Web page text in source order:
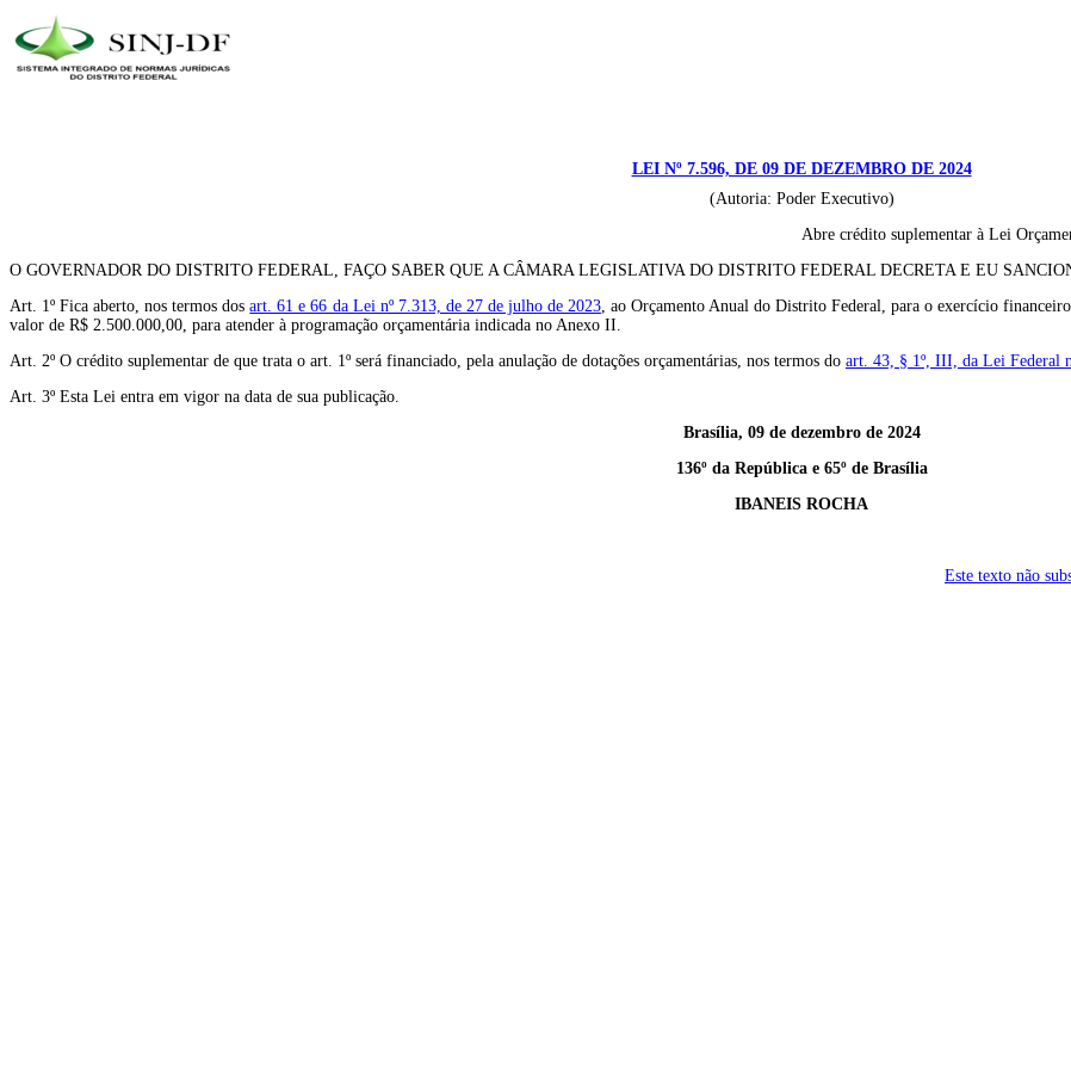
LEI Nº 7.596, DE 09 DE DEZEMBRO DE 2024
(Autoria: Poder Executivo)
Abre crédito suplementar à Lei
O GOVERNADOR DO DISTRITO FEDERAL, FAÇO SABER QUE A CÂMARA LEGISLATIVA DO DISTRITO FEDERAL DECRETA E EU
Art. 1º Fica aberto, nos termos dosart. 61 e 66 da Lei nº 7.313, de 27 de julho de 2023, ao Orçamento Anual do Distrito Federal, para o exercício
valor de R$ 2.500.000,00, para atender à programação orçamentária indicada no Anexo II.
Art. 2º O crédito suplementar de que trata o art. 1º será financiado, pela anulação de dotações orçamentárias, nos termos do art. 43, § 1º, III, da Lei Federal
Art. 3º Esta Lei entra em vigor na data de sua publicação.
Brasília, 09 de dezembro de 2024
136º da República e 65º de Brasília
IBANEIS ROCHA
Este texto não